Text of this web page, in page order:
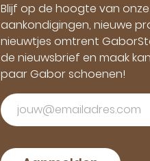
Blijf op de hoogte van
aankondigingen, nieuwe
nieuwtjes omtrent
de nieuwsbrief en maak
paar Gabor schoenen!